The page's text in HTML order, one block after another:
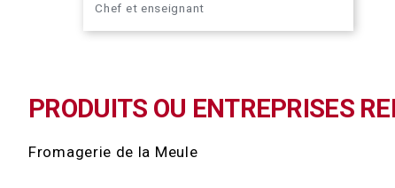
Chef et enseignant
PRODUITS OU ENTREPRISES
Fromagerie de la Meule